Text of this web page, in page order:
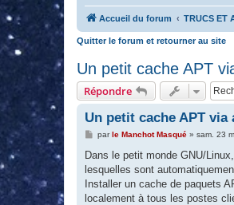
Accueil du forum TRUCS ET
Quitter le forum et retourner au site
Un petit cache APT
Répondre
Un petit cache APT via
M
s
a
g
parle Manchot Masqué» sam. 23
Dans le petit monde GNU/
lesquelles sont
Installer un cache de paquets
localement à tous les postes